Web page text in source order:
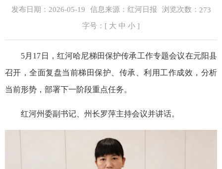
发布日期：2026-05-19 信息来源：红河日报 浏览次数： 273
字号：[ 大 中 小 ]
5月17日，红河哈尼梯田保护传承工作专题会议在元阳县
召开，全面复盘当前梯田保护、传承、利用工作成效，分析
当前形势，部署下一阶段重点任务。
红河州委副书记、州长罗萍主持会议并讲话。